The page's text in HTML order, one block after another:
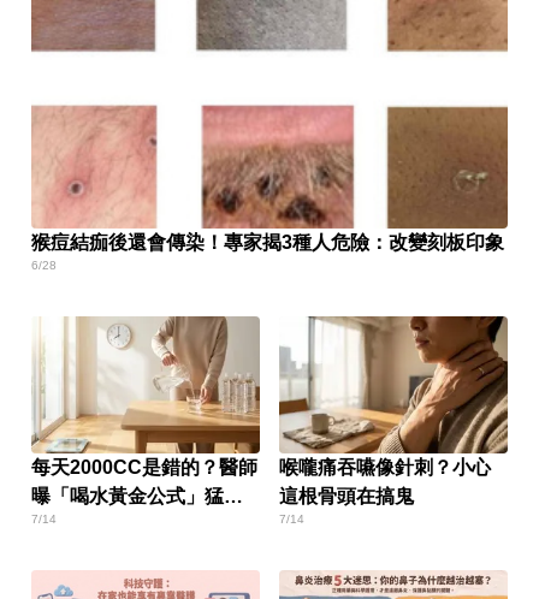
猴痘結痂後還會傳染！專家揭3種人危險：改變刻板印象
6/28
每天2000CC是錯的？醫師
曝「喝水黃金公式」猛灌
恐水中毒
7/14
喉嚨痛吞嚥像針刺？小心
這根骨頭在搞鬼
7/14